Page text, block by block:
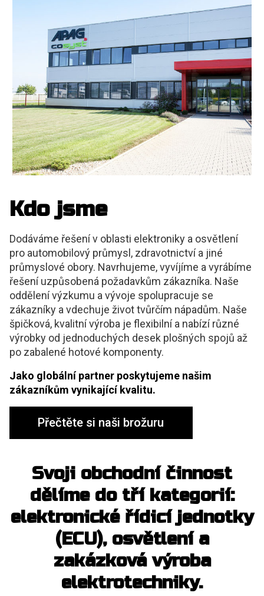
Kdo jsme
Dodáváme řešení v oblasti elektroniky a osvětlení
pro automobilový průmysl, zdravotnictví a jiné
průmyslové obory. Navrhujeme, vyvíjíme a vyrábíme
řešení uzpůsobená požadavkům zákazníka. Naše
oddělení výzkumu a vývoje spolupracuje se
zákazníky a vdechuje život tvůrčím nápadům. Naše
špičková, kvalitní výroba je flexibilní a nabízí různé
výrobky od jednoduchých desek plošných spojů až
po zabalené hotové komponenty.
Jako globální partner poskytujeme našim
zákazníkům vynikající kvalitu.
Přečtěte si naši brožuru
Svoji obchodní činnost
dělíme do tří kategorií:
elektronické řídicí jednotky
(ECU), osvětlení a
zakázková výroba
elektrotechniky.